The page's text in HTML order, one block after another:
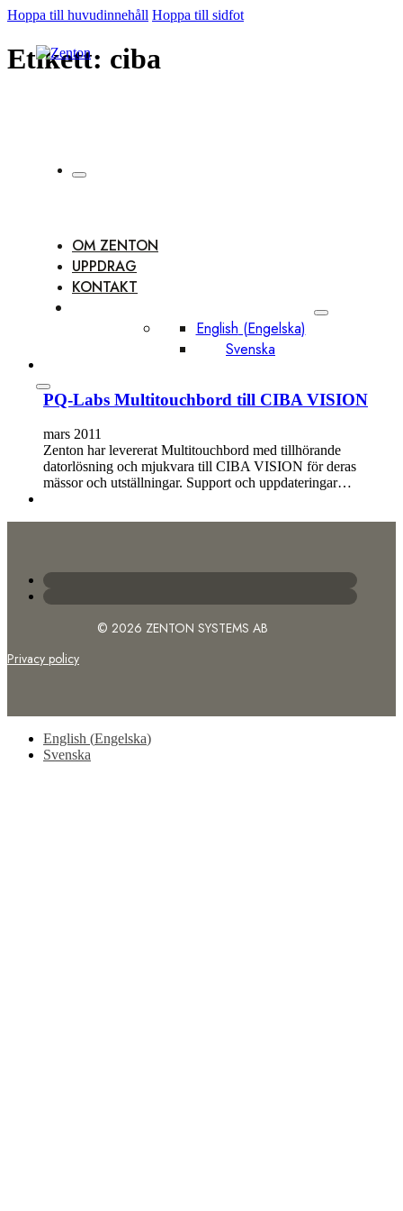
Hoppa till huvudinnehåll Hoppa till sidfot
OM ZENTON
UPPDRAG
KONTAKT
English (Engelska)
Svenska
Etikett: ciba
PQ-Labs Multitouchbord till CIBA VISION
mars 2011
Zenton har levererat Multitouchbord med tillhörande
datorlösning och mjukvara till CIBA VISION för deras
mässor och utställningar. Support och uppdateringar…
© 2026 ZENTON SYSTEMS AB
Privacy policy
English (Engelska)
Svenska